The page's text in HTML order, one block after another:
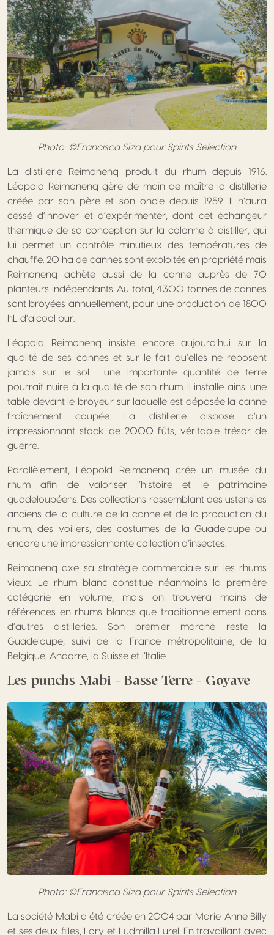
Photo: ©Francisca Siza pour Spirits Selection
La distillerie Reimonenq produit du rhum depuis 1916.
Léopold Reimonenq gère de main de maître la distillerie
créée par son père et son oncle depuis 1959. Il n’aura
cessé d’innover et d’expérimenter, dont cet échangeur
thermique de sa conception sur la colonne à distiller, qui
lui permet un contrôle minutieux des températures de
chauffe. 20 ha de cannes sont exploités en propriété mais
Reimonenq achète aussi de la canne auprès de 70
planteurs indépendants. Au total, 4.300 tonnes de cannes
sont broyées annuellement, pour une production de 1800
hL d’alcool pur.
Léopold Reimonenq insiste encore aujourd’hui sur la
qualité de ses cannes et sur le fait qu’elles ne reposent
jamais sur le sol : une importante quantité de terre
pourrait nuire à la qualité de son rhum. Il installe ainsi une
table devant le broyeur sur laquelle est déposée la canne
fraîchement coupée. La distillerie dispose d’un
impressionnant stock de 2000 fûts, véritable trésor de
guerre.
Parallèlement, Léopold Reimonenq crée un musée du
rhum afin de valoriser l’histoire et le patrimoine
guadeloupéens. Des collections rassemblant des ustensiles
anciens de la culture de la canne et de la production du
rhum, des voiliers, des costumes de la Guadeloupe ou
encore une impressionnante collection d’insectes.
Reimonenq axe sa stratégie commerciale sur les rhums
vieux. Le rhum blanc constitue néanmoins la première
catégorie en volume, mais on trouvera moins de
références en rhums blancs que traditionnellement dans
d’autres distilleries. Son premier marché reste la
Guadeloupe, suivi de la France métropolitaine, de la
Belgique, Andorre, la Suisse et l’Italie.
Les punchs Mabi – Basse Terre – Goyave
Photo: ©Francisca Siza pour Spirits Selection
La société Mabi a été créée en 2004 par Marie-Anne Billy
et ses deux filles, Lory et Ludmilla Lurel. En travaillant avec